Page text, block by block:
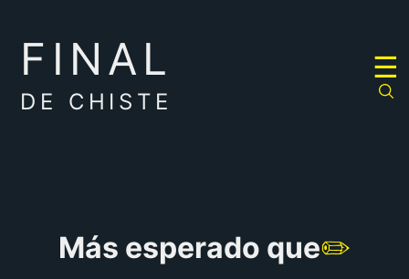
FINAL
DE CHISTE
☰
Más esperado que✏️